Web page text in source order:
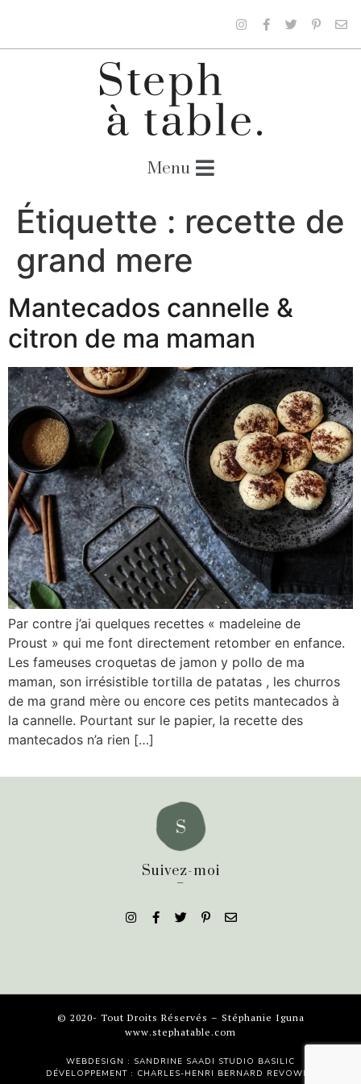
Étiquette : recette de
grand mere
Mantecados cannelle &
citron de ma maman
Par contre j’ai quelques recettes « madeleine de
Proust » qui me font directement retomber en enfance.
Les fameuses croquetas de jamon y pollo de ma
maman, son irrésistible tortilla de patatas , les churros
de ma grand mère ou encore ces petits mantecados à
la cannelle. Pourtant sur le papier, la recette des
mantecados n’a rien […]
Suivez-moi
_
© 2020- Tout Droits Réservés – Stéphanie Iguna
www.stephatable.com
WEBDESIGN : SANDRINE SAADI STUDIO BASILIC
DÉVELOPPEMENT : CHARLES-HENRI BERNARD REVOWEB